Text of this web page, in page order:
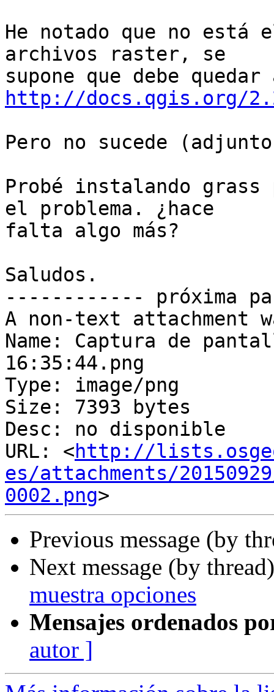
He notado que no está
archivos raster, se
http://docs.qgis.org/
Pero no sucede
Probé instalando grass
el problema. ¿hace
falta algo más?
Saludos.
------------ próxima
A non-text attachment
Name: Captura de
16:35:44.png
Type: image/png
Size: 7393 bytes
Desc: no disponible
URL: <http://
es/attachments/
0002.png
Previous message (by
Next message (by
muestra opciones
Mensajes ordenados
autor ]